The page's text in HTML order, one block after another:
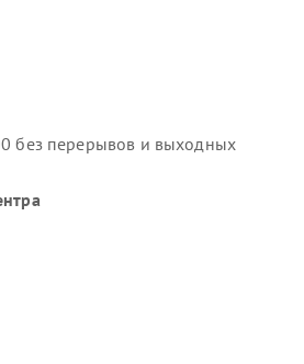
без перерывов и выходных